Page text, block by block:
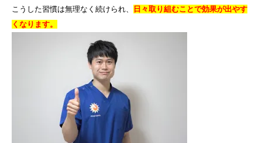
こうした習慣は無理なく続けられ、
日々取り組むことで効果が出やす
くなります。